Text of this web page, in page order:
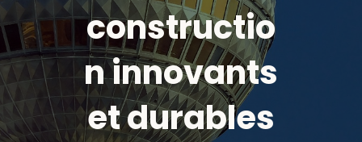
constructio
n innovants
et durables